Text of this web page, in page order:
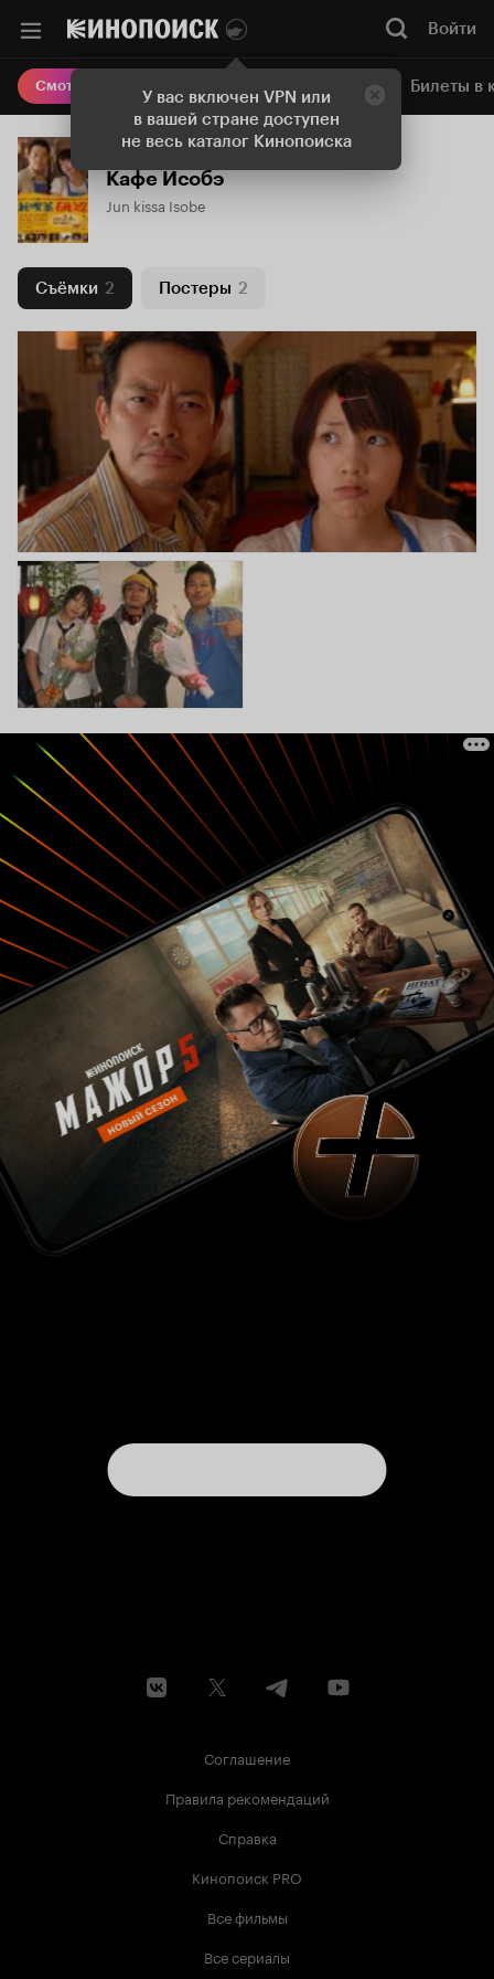
У вас включен VPN или
в вашей стране доступен
не весь каталог Кинопоиска
Войти
Смотреть кино Онлайн-кинотеатр Билеты в
Кафе Исобэ
Jun kissa Isobe
Съёмки 2 Постеры 2
Соглашение
Правила рекомендаций
Справка
Кинопоиск PRO
Все фильмы
Все сериалы